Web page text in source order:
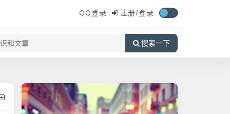
QQ登录 注册/登录
搜索一下